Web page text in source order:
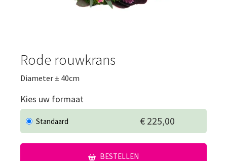
Rode rouwkrans
Diameter ± 40cm
Kies uw formaat
Standaard € 225,00
BESTELLEN